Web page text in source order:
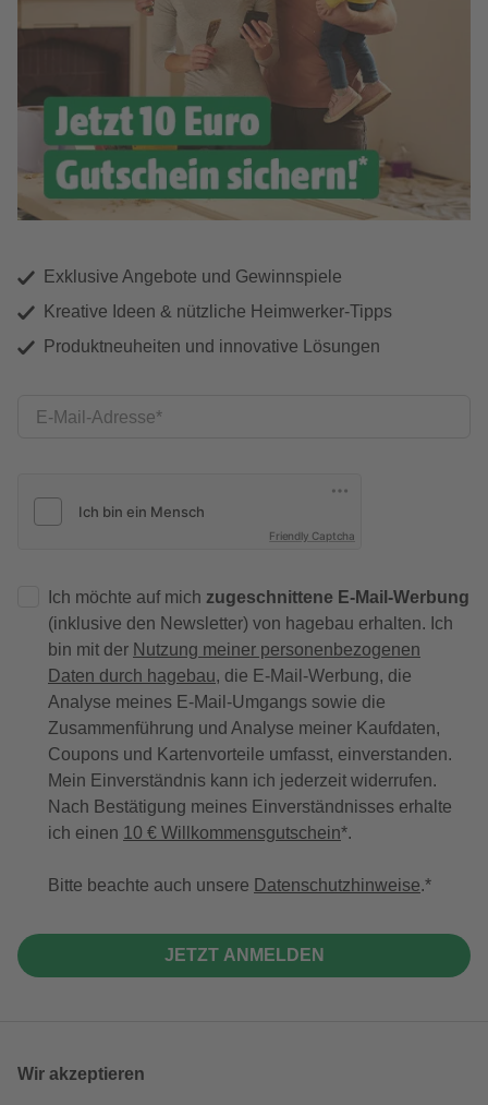
Exklusive Angebote und Gewinnspiele
Kreative Ideen & nützliche Heimwerker-Tipps
Produktneuheiten und innovative Lösungen
E-Mail-Adresse
Friendly Captcha
Ich möchte auf mich zugeschnittene E-Mail-Werbung
(inklusive den Newsletter) von hagebau erhalten. Ich
bin mit der Nutzung meiner personenbezogenen
Daten durch hagebau, die E-Mail-Werbung, die
Analyse meines E-Mail-Umgangs sowie die
Zusammenführung und Analyse meiner Kaufdaten,
Coupons und Kartenvorteile umfasst, einverstanden.
Mein Einverständnis kann ich jederzeit widerrufen.
Nach Bestätigung meines Einverständnisses erhalte
ich einen 10 € Willkommensgutschein*.
Bitte beachte auch unsere Datenschutzhinweise.
JETZT ANMELDEN
Wir akzeptieren